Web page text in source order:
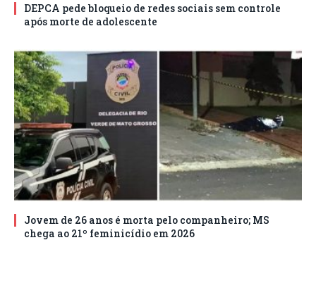
DEPCA pede bloqueio de redes sociais sem controle
após morte de adolescente
Jovem de 26 anos é morta pelo companheiro; MS
chega ao 21º feminicídio em 2026